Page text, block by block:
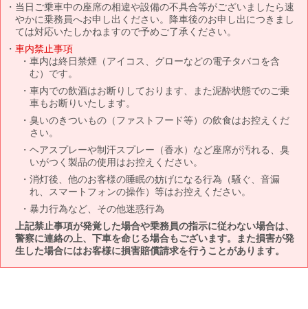
当日ご乗車中の座席の相違や設備の不具合等がございましたら速
やかに乗務員へお申し出ください。降車後のお申し出につきまし
ては対応いたしかねますので予めご了承ください。
車内禁止事項
車内は終日禁煙（アイコス、グローなどの電子タバコを含
む）です。
車内での飲酒はお断りしております、また泥酔状態でのご乗
車もお断りいたします。
臭いのきついもの（ファストフード等）の飲食はお控えくだ
さい。
ヘアスプレーや制汗スプレー（香水）など座席が汚れる、臭
いがつく製品の使用はお控えください。
消灯後、他のお客様の睡眠の妨げになる行為（騒ぐ、音漏
れ、スマートフォンの操作）等はお控えください。
暴力行為など、その他迷惑行為
上記禁止事項が発覚した場合や乗務員の指示に従わない場合は、
警察に連絡の上、下車を命じる場合もございます。また損害が発
生した場合にはお客様に損害賠償請求を行うことがあります。